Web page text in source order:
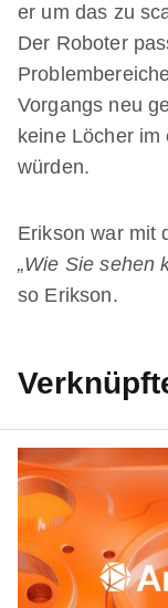
er um das zu
Der Roboter
Vorgangs neu
keine Löcher
würden.
Erikson war mit
„Wie Sie sehen
so Erikson.